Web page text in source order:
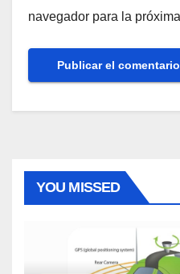
navegador para la
YOU MISSED